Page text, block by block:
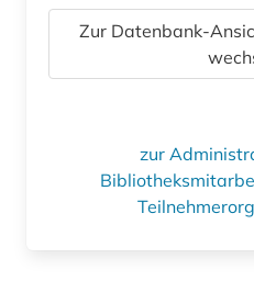
Zur Datenbank-
zur